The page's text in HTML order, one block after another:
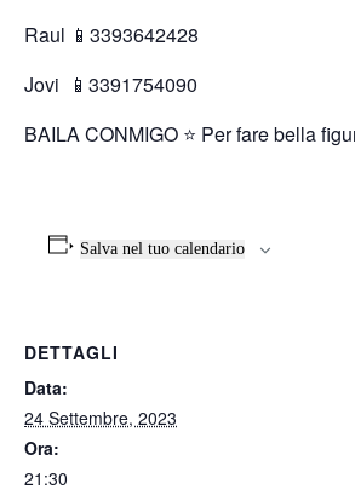
Raul 📱3393642428
Jovi
📱3391754090
BAILA CONMIGO ⭐️ Per fare bella
Salva nel tuo calendario
DETTAGLI
Data:
24 Settembre, 2023
Ora:
21:30